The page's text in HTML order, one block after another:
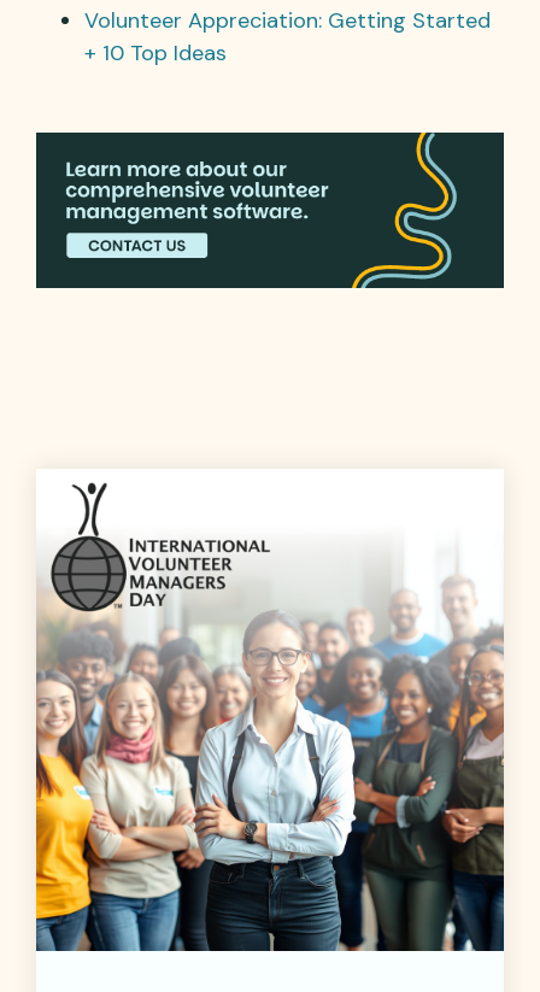
Volunteer Appreciation: Getting Started
+ 10 Top Ideas